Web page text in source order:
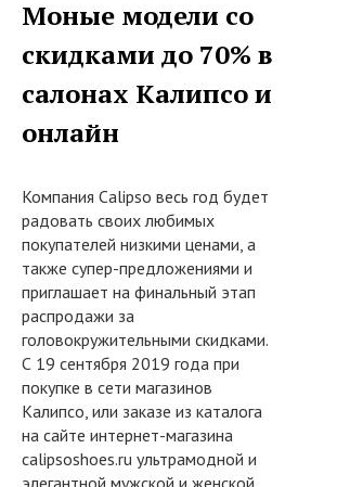
Моные модели со
скидками до 70% в
салонах Калипсо и
онлайн
Компания Calipso весь год будет
радовать своих любимых
покупателей низкими ценами, а
также супер-предложениями и
приглашает на финальный этап
распродажи за
головокружительными скидками.
С 19 сентября 2019 года при
покупке в сети магазинов
Калипсо, или заказе из каталога
на сайте интернет-магазина
calipsoshoes.ru ультрамодной и
элегантной мужской и женской